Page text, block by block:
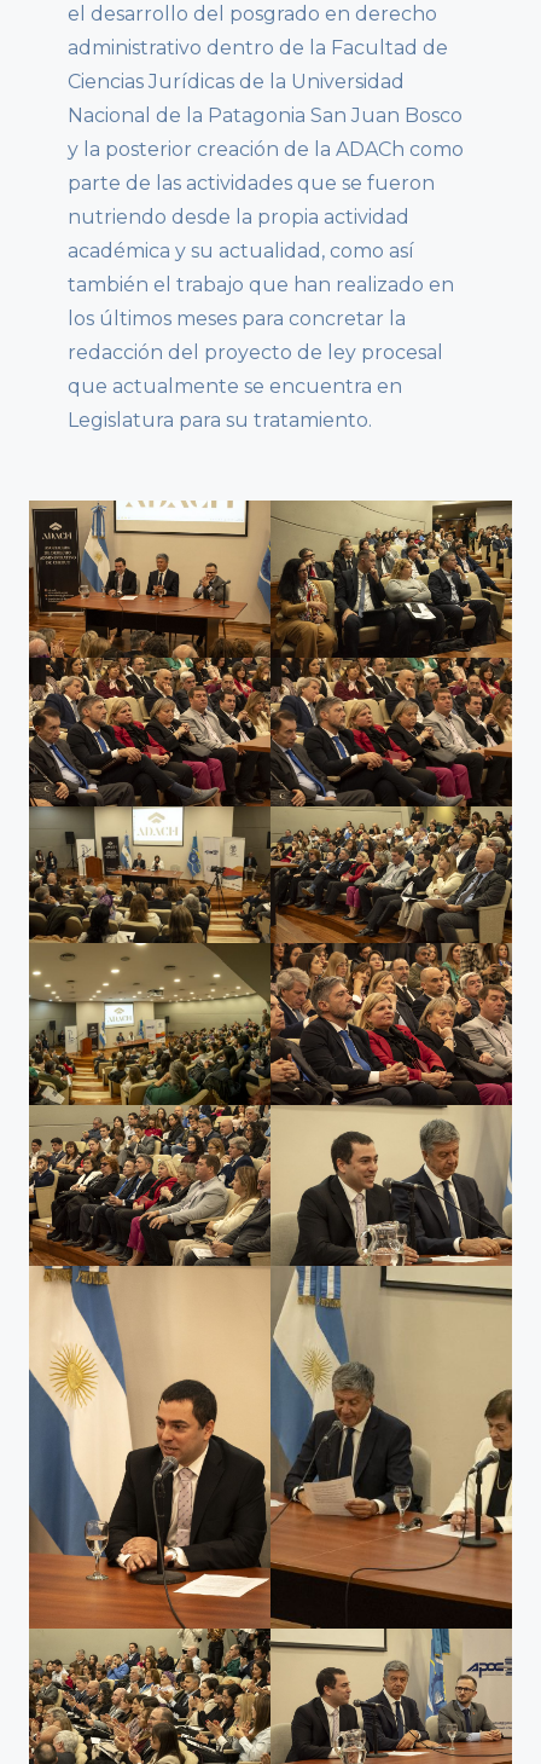
el desarrollo del posgrado en derecho
administrativo dentro de la Facultad de
Ciencias Jurídicas de la Universidad
Nacional de la Patagonia San Juan Bosco
y la posterior creación de la ADACh como
parte de las actividades que se fueron
nutriendo desde la propia actividad
académica y su actualidad, como así
también el trabajo que han realizado en
los últimos meses para concretar la
redacción del proyecto de ley procesal
que actualmente se encuentra en
Legislatura para su tratamiento.